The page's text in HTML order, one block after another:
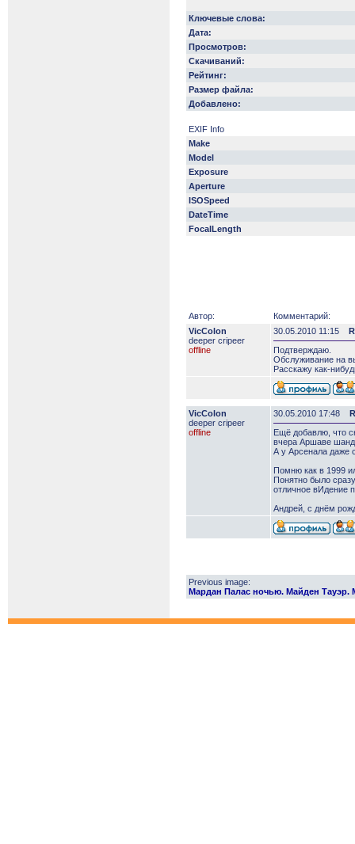
Ключевые слова:
Дата:
Просмотров:
Скачиваний:
Рейтинг:
Размер файла:
Добавлено:
EXIF Info
Make
Model
Exposure
Aperture
ISOSpeed
DateTime
FocalLength
Автор:
Комментарий:
VicColon
deeper сripeer
offline
30.05.2010 11:15
Подтверждаю.
Обслуживание на
Расскажу как-
VicColon
deeper сripeer
offline
30.05.2010 17:48
Ещё добавлю, что
вчера Аршаве
А у Арсенала даже
Помню как в 1999
Понятно было
отличное вИдение
Андрей, с днём
Previous image:
Мардан Палас ночью. Майден Тауэр.